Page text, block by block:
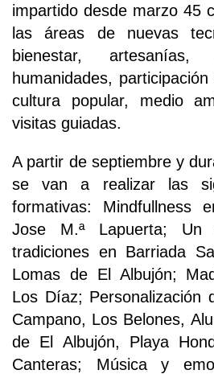
impartido desde marzo 45
las áreas de nuevas
bienestar, artesanías,
humanidades,
cultura popular, medio
visitas guiadas.
A partir de septiembre y
se van a realizar las
formativas: Mindfullness
Jose M.ª Lapuerta; Un
tradiciones en Barriada
Lomas de El Albujón;
Los Díaz; Personalización
Campano, Los Belones,
de El Albujón, Playa
Canteras; Música y